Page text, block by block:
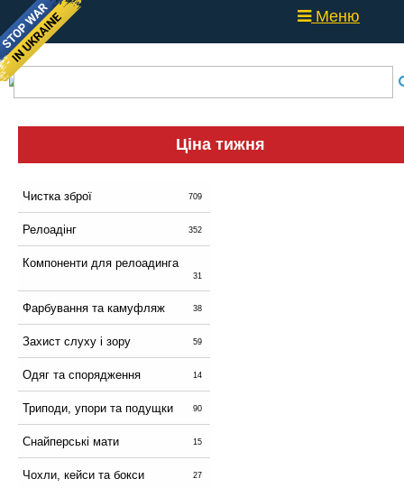
Меню
Ціна тижня
Чистка зброї 709
Релоадінг 352
Компоненти для релоадинга
31
Фарбування та камуфляж 38
Захист слуху і зору 59
Одяг та спорядження 14
Триподи, упори та подущки 90
Снайперські мати 15
Чохли, кейси та бокси 27